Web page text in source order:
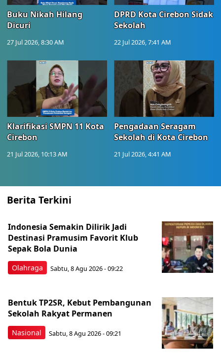
Buku Nikah Hilang
Dicuri
27 Jul 2026, 8:30 AM
DPRD Kota Cirebon Sidak
Sekolah
22 Jul 2026, 7:41 AM
Klarifikasi SMPN 11 Kota
Cirebon
21 Jul 2026, 10:13 AM
Pengadaan Seragam
Sekolah di Kota Cirebon
21 Jul 2026, 4:41 AM
Berita Terkini
Olahraga
Indonesia Semakin Dilirik Jadi
Destinasi Pramusim Favorit Klub
Sepak Bola Dunia
Sabtu, 8 Agu 2026 - 09:22
Nasional
Bentuk TP2SR, Kebut Pembangunan
Sekolah Rakyat Permanen
Sabtu, 8 Agu 2026 - 09:21